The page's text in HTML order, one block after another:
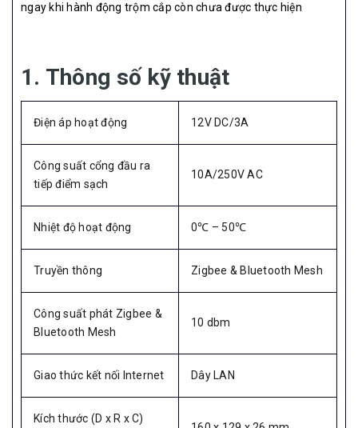
ngay khi hành động trộm cắp còn chưa được thực hiện
1. Thông số kỹ thuật
Điện áp hoạt động 12V DC/3A
Công suất cổng đầu ra
tiếp điểm sạch
10A/250V AC
Nhiệt độ hoạt động 0℃ – 50℃
Truyền thông Zigbee & Bluetooth Mesh
Công suất phát Zigbee &
Bluetooth Mesh
10 dbm
Giao thức kết nối Internet Dây LAN
Kích thước (D x R x C)